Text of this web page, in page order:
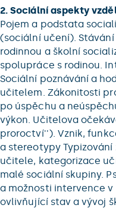
2. Sociální aspekty
Pojem a podstata
(sociální učení). Stávání
rodinnou a školní
spolupráce s rodinou.
Sociální poznávání a
učitelem. Zákonitosti
po úspěchu a
výkon. Učitelova
proroctví''). Vznik,
a stereotypy
učitele, kategorizace
malé sociální skupiny.
a možnosti intervence
ovlivňující stav a vývoj